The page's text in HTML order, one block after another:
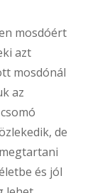
mosdóért
azt
mosdónál
az
de
és jól